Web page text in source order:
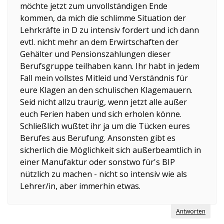
möchte jetzt zum unvollständigen Ende
kommen, da mich die schlimme Situation der
Lehrkräfte in D zu intensiv fordert und ich dann
evtl. nicht mehr an dem Erwirtschaften der
Gehälter und Pensionszahlungen dieser
Berufsgruppe teilhaben kann. Ihr habt in jedem
Fall mein vollstes Mitleid und Verständnis für
eure Klagen an den schulischen Klagemauern.
Seid nicht allzu traurig, wenn jetzt alle außer
euch Ferien haben und sich erholen könne.
Schließlich wußtet ihr ja um die Tücken eures
Berufes aus Berufung. Ansonsten gibt es
sicherlich die Möglichkeit sich außerbeamtlich in
einer Manufaktur oder sonstwo für's BIP
nützlich zu machen - nicht so intensiv wie als
Lehrer/in, aber immerhin etwas.
Antworten